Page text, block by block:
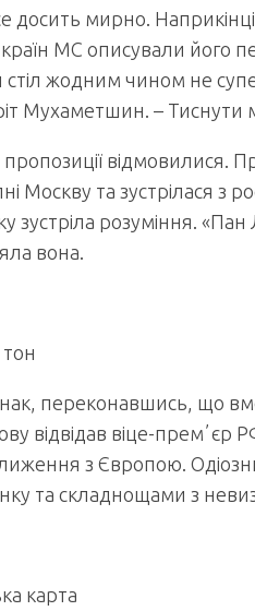
досить мирно.
МС описували його
стіл жодним чином не
Мухаметшин. –
пропозиції
Москву та зустрілася
зустріла розуміння.
вона.
переконавшись, що
відвідав віце-премʼєр
з Європою.
та складнощами з
карта